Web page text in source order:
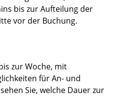
bis zur Aufteilung der
vor der Buchung.
zur Woche, mit
für An- und
Sie, welche Dauer zur